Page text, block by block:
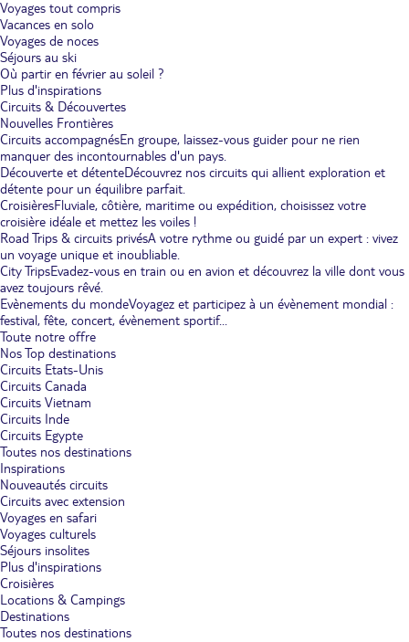
Voyages tout compris
Vacances en solo
Voyages de noces
Séjours au ski
Où partir en février au soleil ?
Plus d'inspirations
Circuits & Découvertes
Nouvelles Frontières
Circuits accompagnésEn groupe, laissez-vous guider pour ne rien
manquer des incontournables d'un pays.
Découverte et détenteDécouvrez nos circuits qui allient exploration et
détente pour un équilibre parfait.
CroisièresFluviale, côtière, maritime ou expédition, choisissez votre
croisière idéale et mettez les voiles !
Road Trips & circuits privésA votre rythme ou guidé par un expert : vivez
un voyage unique et inoubliable.
City TripsEvadez-vous en train ou en avion et découvrez la ville dont vous
avez toujours rêvé.
Evènements du mondeVoyagez et participez à un évènement mondial :
festival, fête, concert, évènement sportif...
Toute notre offre
Nos Top destinations
Circuits Etats-Unis
Circuits Canada
Circuits Vietnam
Circuits Inde
Circuits Egypte
Toutes nos destinations
Inspirations
Nouveautés circuits
Circuits avec extension
Voyages en safari
Voyages culturels
Séjours insolites
Plus d'inspirations
Croisières
Locations & Campings
Destinations
Toutes nos destinations